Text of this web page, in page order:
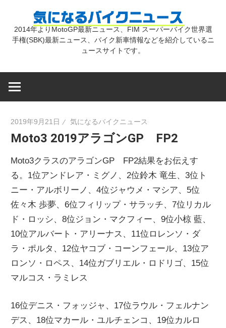
気
イ
ク
ニ
ー
2014年よりMotoGP最新ニュース、FIM スーパーバイク世界選
手権(SBK)最新ニュース、バイク新車情報などを紹介しているニ
ュースサイトです。
2019年9月21日 気になるバイクニュース
Moto3 2019アラゴンGP FP2
Moto3クラスのアラゴンGP FP2結果をお伝えす
る。1位アンドレア・ミグノ、2位鈴木 竜生、3位ト
ニー・アルボリーノ、4位ジャウメ・マシア、5位
佐々木 歩夢、6位フィリップ・サラッチ、7位リカル
ド・ロッシ、8位ジョン・マクフィー、9位小椋 藍、
10位アルバート・アリーナス、11位ロレンソ・ダ
ラ・ポルタ、12位ヤコブ・コーンフェール、13位ア
ロンソ・ロペス、14位ガブリエル・ロドリゴ、15位
マルコス・ラミレス
16位デニス・フォッジャ、17位ラウル・フェルナン
デス、18位マカール・ユルチェンコ、19位カルロ